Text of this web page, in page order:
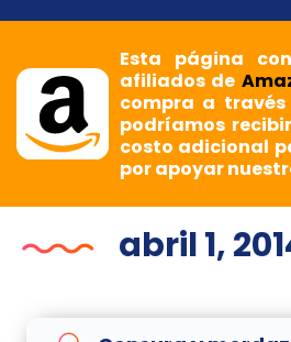
Esta página
afiliados de
compra a través
podríamos
costo adicional
por apoyar
abril 1,